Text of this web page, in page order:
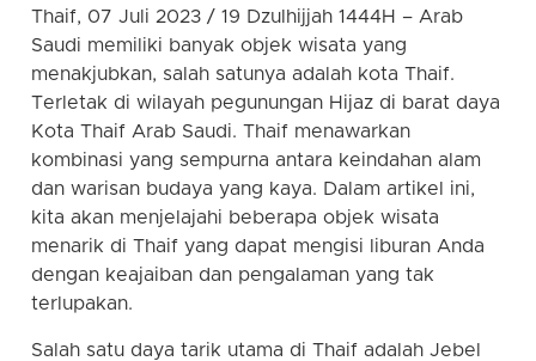
Thaif, 07 Juli 2023 / 19 Dzulhijjah 1444H – Arab
Saudi memiliki banyak objek wisata yang
menakjubkan, salah satunya adalah kota Thaif.
Terletak di wilayah pegunungan Hijaz di barat daya
Kota Thaif Arab Saudi. Thaif menawarkan
kombinasi yang sempurna antara keindahan alam
dan warisan budaya yang kaya. Dalam artikel ini,
kita akan menjelajahi beberapa objek wisata
menarik di Thaif yang dapat mengisi liburan Anda
dengan keajaiban dan pengalaman yang tak
terlupakan.
Salah satu daya tarik utama di Thaif adalah Jebel